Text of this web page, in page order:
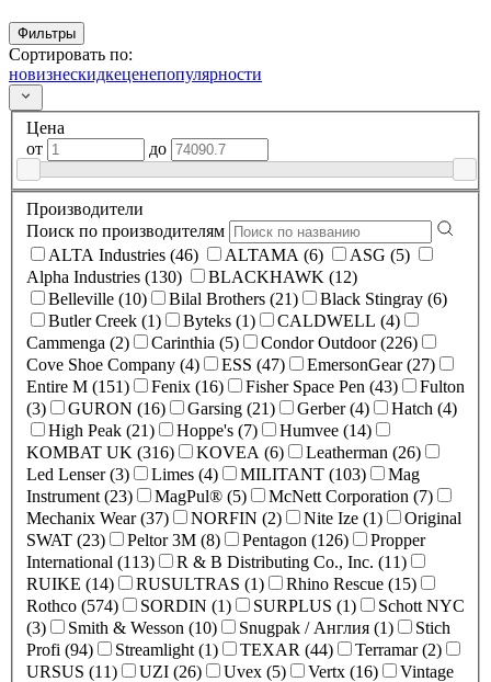
Фильтры
Сортировать по:
новизнескидкеценепопулярности
Цена
от
до
Производители
Поиск по производителям
ALTA Industries (46)
ALTAMA (6)
ASG (5)
Alpha Industries (130)
BLACKHAWK (12)
Belleville (10)
Bilal Brothers (21)
Black Stingray (6)
Butler Creek (1)
Byteks (1)
CALDWELL (4)
Cammenga (2)
Carinthia (5)
Condor Outdoor (226)
Cove Shoe Company (4)
ESS (47)
EmersonGear (27)
Entire M (151)
Fenix (16) Fisher Space Pen (43)
Fulton
(3)
GURON (16) Garsing (21) Gerber (4)
Hatch (4)
High Peak (21)
Hoppe's (7)
Humvee (14)
KOMBAT UK (316)
KOVEA (6)
Leatherman (26)
Led Lenser (3)
Limes (4) MILITANT (103)
Mag
Instrument (23)
MagPul® (5)
McNett Corporation (7)
Mechanix Wear (37)
NORFIN (2) Nite Ize (1)
Original
SWAT (23)
Peltor 3M (8) Pentagon (126)
Propper
International (113)
R & B Distributing Co., Inc. (11)
RUIKE (14)
RUSULTRAS (1)
Rhino Rescue (15)
Rothco (574)
SORDIN (1) SURPLUS (1)
Schott NYC
(3)
Smith & Wesson (10) Snugpak / Англия (1)
Stich
Profi (94)
Streamlight (1) TEXAR (44)
Terramar (2)
URSUS (11)
UZI (26) Uvex (5) Vertx (16)
Vintage